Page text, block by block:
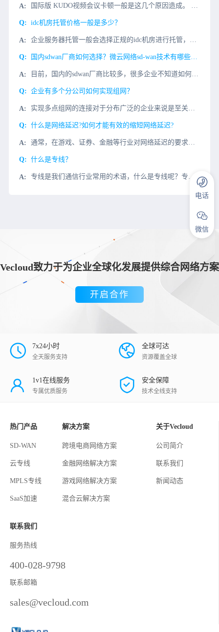
国际版 KUDO视频会议卡顿一般是这几个原因造成。 1、企业办公计算机性能不足，造成打开缓慢；解决办法：重点升级计算机cpu和内存。 2、网络问题：由国外客户发起KUDO视频电话会议很卡顿,那
idc机房托管价格一般是多少？
企业服务器托管一般会选择正规的idc机房进行托管，而不同等级的idc机房价格也有所不同，市面上的T3+级别idc机房托管费用一般为多少？下面微云网络小编就为大家简单说一下：以T3+标准idc机房中国电
国内sdwan厂商如何选择？微云网络sd-wan技术有哪些优势?
目前，国内的sdwan厂商比较多，很多企业不知道如何选择，也不知道哪一个厂商的产品性价比比较高。其实有一些国内sdwan厂商的产品是可以免费试用，可能大家不知道而已。那么，国内sdwan厂商如何选择？
企业有多个分公司如何实现组网？
实现多点组网的连接对于分布广泛的企业来说是至关重要的。基于SD-WAN（Software-Defined Wide Area Network）的解决方案是当前业界实现多点组网的流行选择，它提供了一个灵
什么是网络延迟?如何才能有效的缩短网络延迟?
通常，在游戏、证券、金融等行业对网络延迟的要求比较高，一旦因网络出现故障，比如网络延迟大、丢包严重的情形，将造成的严重的财务损失。那么影响网络延迟的主要因素是什么?如何缩短网络延迟?什么是网络延迟?网
什么是专线？
专线是我们通信行业常用的术语，什么是专线呢？专线一般分为三层专线和二层专线，三层专线一般指MPLS VPN.我们日常说的专线基本指二层专线。二层专线相当于运营商给你一条线，两端连接PC,分别配置192
Vecloud致力于为企业全球化发展提供综合网络方案
开启合作
7x24小时
全天服务支持
全球可达
资源覆盖全球
1v1在线服务
专属优质服务
安全保障
技术全线支持
热门产品
SD-WAN
云专线
MPLS专线
SaaS加速
解决方案
跨境电商网络方案
金融网络解决方案
游戏网络解决方案
混合云解决方案
关于Vecloud
公司简介
联系我们
新闻动态
联系我们
服务热线
400-028-9798
联系邮箱
sales@vecloud.com
电话
微信